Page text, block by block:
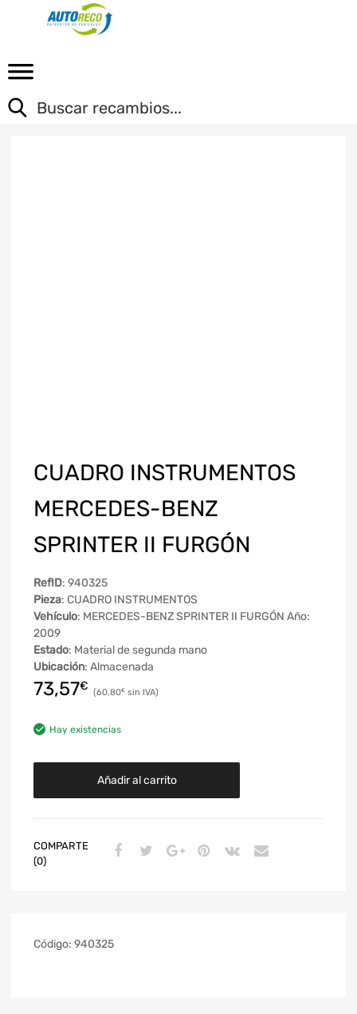
CUADRO INSTRUMENTOS
MERCEDES-BENZ
SPRINTER II FURGÓN
RefID: 940325
Pieza: CUADRO INSTRUMENTOS
Vehículo: MERCEDES-BENZ SPRINTER II FURGÓN Año:
2009
Estado: Material de segunda mano
Ubicación: Almacenada
73,57€ 60,80€
Hay existencias
Añadir al carrito
COMPARTE
(0)
Código: 940325